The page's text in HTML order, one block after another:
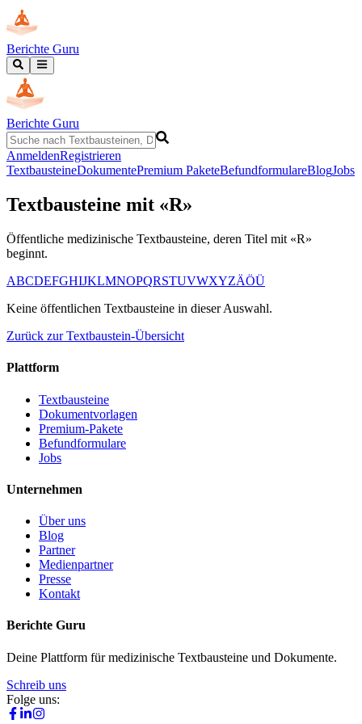
Berichte Guru
Berichte Guru
AnmeldenRegistrieren
TextbausteineDokumentePremium PaketeBefundformulareBlogJobs
Textbausteine mit «R»
Öffentliche medizinische Textbausteine, deren Titel mit «R»
beginnt.
ABCDEFGHIJKLMNOPQRSTUVWXYZÄÖÜ
Keine öffentlichen Textbausteine in dieser Auswahl.
Zurück zur Textbaustein-Übersicht
Plattform
Textbausteine
Dokumentvorlagen
Premium-Pakete
Befundformulare
Jobs
Unternehmen
Über uns
Blog
Partner
Medienpartner
Presse
Kontakt
Berichte Guru
Deine Plattform für medizinische Textbausteine und Dokumente.
Schreib uns
Folge uns: